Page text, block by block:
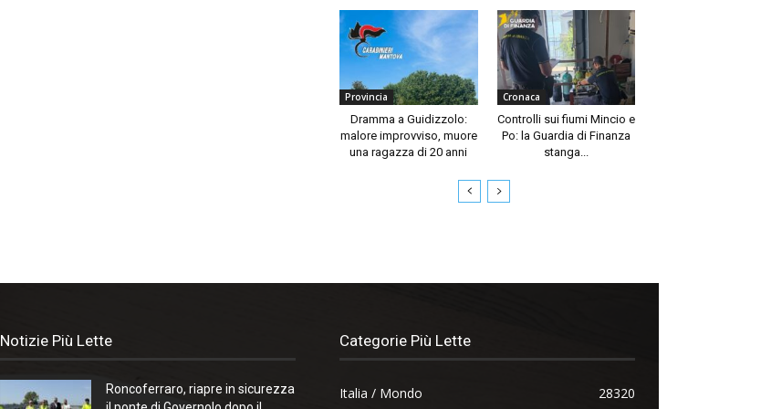
Provincia
Dramma a Guidizzolo:
malore improvviso, muore
una ragazza di 20 anni
Cronaca
Controlli sui fiumi Mincio e
Po: la Guardia di Finanza
stanga...
Notizie Più Lette
Roncoferraro, riapre in sicurezza
Categorie Più Lette
Italia / Mondo 28320